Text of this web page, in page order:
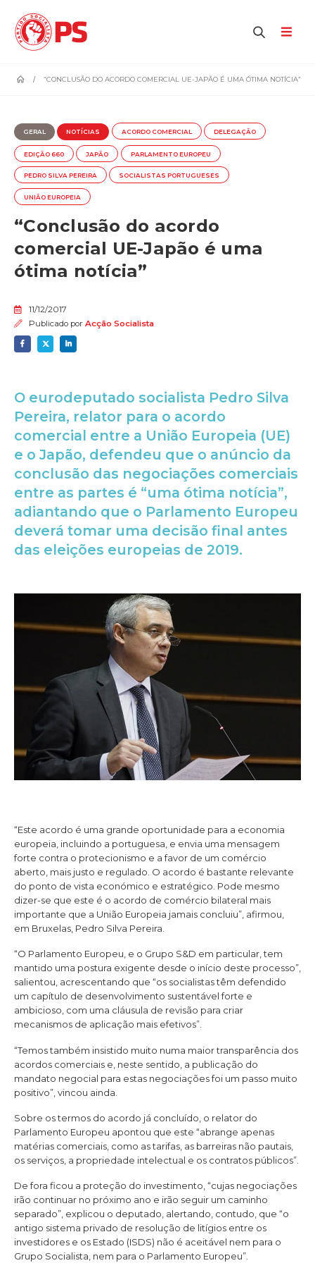
“CONCLUSÃO DO ACORDO COMERCIAL UE-JAPÃO É UMA ÓTIMA NOTÍCIA”
GERAL NOTÍCIAS ACORDO COMERCIAL DELEGAÇÃO
EDIÇÃO 660 JAPÃO PARLAMENTO EUROPEU
PEDRO SILVA PEREIRA SOCIALISTAS PORTUGUESES
UNIÃO EUROPEIA
“Conclusão do acordo
comercial UE-Japão é uma
ótima notícia”
11/12/2017
Publicado por Acção Socialista
O eurodeputado socialista Pedro Silva
Pereira, relator para o acordo
comercial entre a União Europeia (UE)
e o Japão, defendeu que o anúncio da
conclusão das negociações comerciais
entre as partes é “uma ótima notícia”,
adiantando que o Parlamento Europeu
deverá tomar uma decisão final antes
das eleições europeias de 2019.
“Este acordo é uma grande oportunidade para a economia
europeia, incluindo a portuguesa, e envia uma mensagem
forte contra o protecionismo e a favor de um comércio
aberto, mais justo e regulado. O acordo é bastante relevante
do ponto de vista económico e estratégico. Pode mesmo
dizer-se que este é o acordo de comércio bilateral mais
importante que a União Europeia jamais concluiu”, afirmou,
em Bruxelas, Pedro Silva Pereira.
“O Parlamento Europeu, e o Grupo S&D em particular, tem
mantido uma postura exigente desde o início deste processo”,
salientou, acrescentando que “os socialistas têm defendido
um capítulo de desenvolvimento sustentável forte e
ambicioso, com uma cláusula de revisão para criar
mecanismos de aplicação mais efetivos”.
“Temos também insistido muito numa maior transparência dos
acordos comerciais e, neste sentido, a publicação do
mandato negocial para estas negociações foi um passo muito
positivo”, vincou ainda.
Sobre os termos do acordo já concluído, o relator do
Parlamento Europeu apontou que este “abrange apenas
matérias comerciais, como as tarifas, as barreiras não pautais,
os serviços, a propriedade intelectual e os contratos públicos”.
De fora ficou a proteção do investimento, “cujas negociações
irão continuar no próximo ano e irão seguir um caminho
separado”, explicou o deputado, alertando, contudo, que “o
antigo sistema privado de resolução de litígios entre os
investidores e os Estado (ISDS) não é aceitável nem para o
Grupo Socialista, nem para o Parlamento Europeu”.